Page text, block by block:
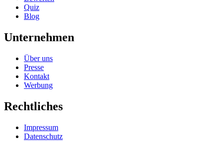
Quiz
Blog
Unternehmen
Über uns
Presse
Kontakt
Werbung
Rechtliches
Impressum
Datenschutz